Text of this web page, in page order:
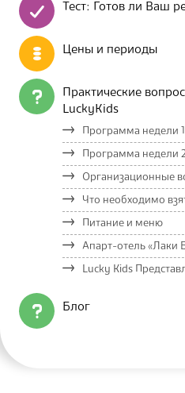
Тест: Готов ли Ваш
Цены и периоды
Практические
LuckyKids
Программа недели 1
Программа недели
Организационные
Что необходимо
Питание и меню
Апарт-отель «Лаки
Lucky Kids
Блог